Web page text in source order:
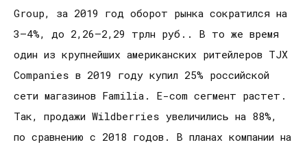
Group, за 2019 год оборот рынка сократился на
3–4%, до 2,26–2,29 трлн руб.. В то же время
один из крупнейших американских ритейлеров TJX
Companies в 2019 году купил 25% российской
сети магазинов Familia. Е-com сегмент растет.
Так, продажи Wildberries увеличились на 88%,
по сравнению с 2018 годов. В планах компании на